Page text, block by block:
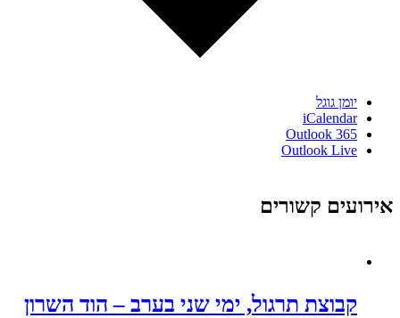
יומן גוגל
iCalendar
Outlook 365
Outlook Live
אירועים קשורים
קבוצת תרגול, ימי שני בערב – הוד השרון